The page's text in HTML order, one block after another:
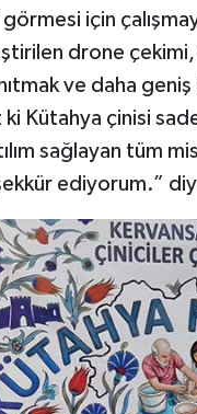
için
drone
ve daha
ki Kütahya çinisi
sağlayan tüm
ediyorum.”